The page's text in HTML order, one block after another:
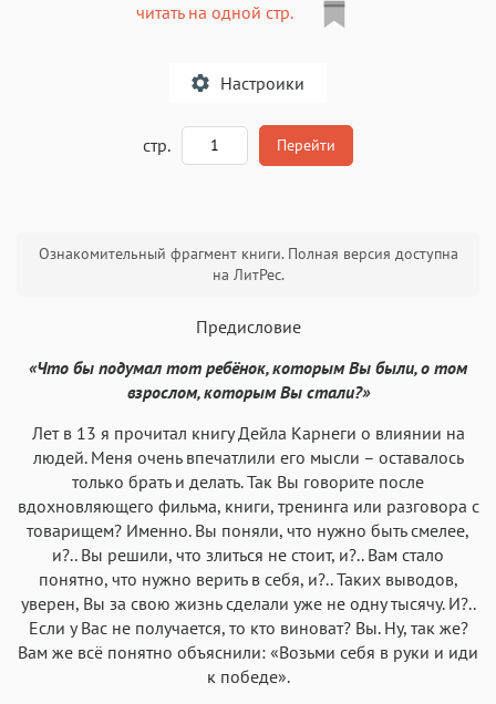
читать на одной стр.
Настроики
Аа Аа
Аа
Iowan
Аа
San Francisco Аа
SF Serif Аа
New York
Аа
Helvetica Neue
Аа
Arial Аа
Georgia
Аа
Times New Roman
Аа
Courier
Аа
Courier New
Аа
Menlo
Аа
SF Mono
стр. Перейти
Ознакомительный фрагмент книги. Полная версия доступна
на ЛитРес.
Предисловие
«Что бы подумал тот ребёнок, которым Вы были, о том
взрослом, которым Вы стали?»
Лет в 13 я прочитал книгу Дейла Карнеги о влиянии на
людей. Меня очень впечатлили его мысли – оставалось
только брать и делать. Так Вы говорите после
вдохновляющего фильма, книги, тренинга или разговора с
товарищем? Именно. Вы поняли, что нужно быть смелее,
и?.. Вы решили, что злиться не стоит, и?.. Вам стало
понятно, что нужно верить в себя, и?.. Таких выводов,
уверен, Вы за свою жизнь сделали уже не одну тысячу. И?..
Если у Вас не получается, то кто виноват? Вы. Ну, так же?
Вам же всё понятно объяснили: «Возьми себя в руки и иди
к победе».